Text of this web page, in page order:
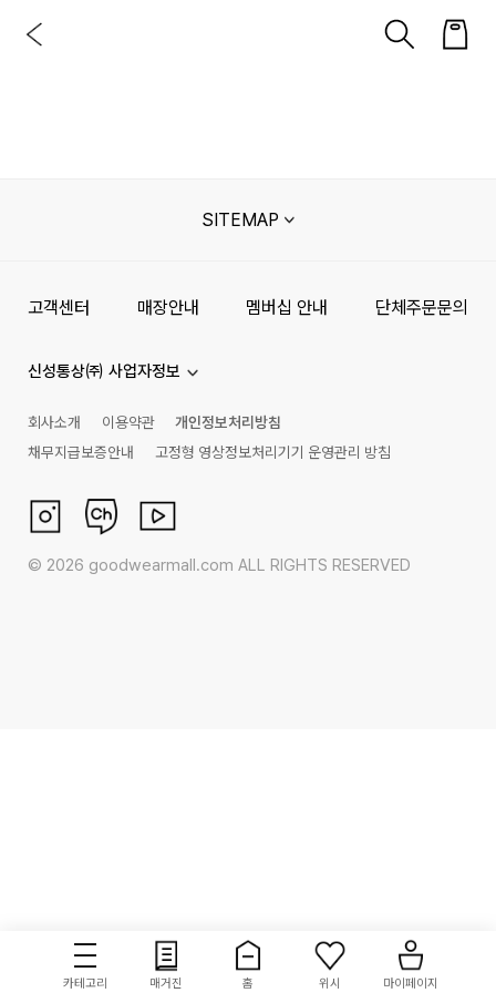
카테고리 매거진 홈 위시 마이페이지
SITEMAP
고객센터 매장안내 멤버십 안내 단체주문문의
신성통상㈜ 사업자정보
회사소개 이용약관
개인정보처리방침
채무지급보증안내
고정형 영상정보처리기기 운영관리 방침
© 2026 goodwearmall.com ALL RIGHTS RESERVED